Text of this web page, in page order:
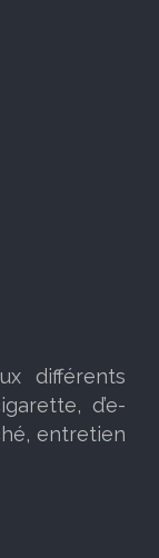
différents
d’e-
entretien